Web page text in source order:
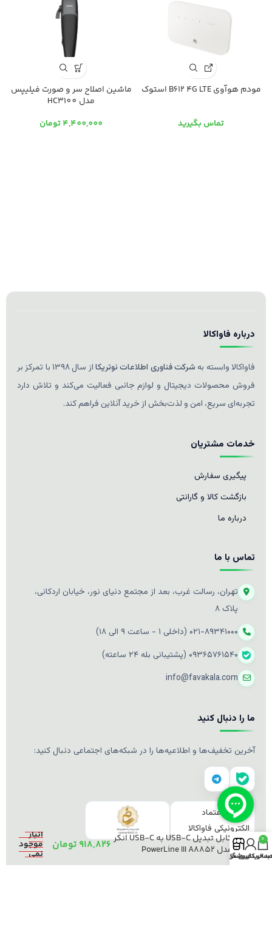
مودم هوآوی B612 4G LTE استوک
تماس بگیرید
ماشین اصلاح سر و صورت فیلیپس
مدل HC3100
4,400,000تومان
درباره فاواکالا
فاواکالا وابسته به شرکت فناوری اطلاعات نوتریکا
از سال ۱۳۹۸ با تمرکز بر
فروش محصولات دیجیتال و لوازم جانبی فعالیت می‌کند و تلاش دارد
تجربه‌ای سریع، امن و لذت‌بخش از خرید آنلاین فراهم کند.
خدمات مشتریان
پیگیری سفارش
بازگشت کالا و گارانتی
درباره ما
تماس با ما
تهران، رسالت غرب، بعد از مجتمع دنیای نور، خیابان اردکانی،
پلاک ۸
۰۲۱-۸۹۳۴۱۰۰۰ (داخلی ۱ - ساعت ۹ الی ۱۸)
۰۹۳۶۵۷۶۱۵۴۰ (پشتیبانی بله ۲۴ ساعته)
info@favakala.com
ما را دنبال کنید
آخرین تخفیف‌ها و اطلاعیه‌ها را در شبکه‌های اجتماعی دنبال کنید:
کابل تبدیل USB-C به USB-C انکر
مدل PowerLine III A8852
918,826 تومان
انبار
موجود
نمی
باشد
0
خریدکاربری من
فروشگاه